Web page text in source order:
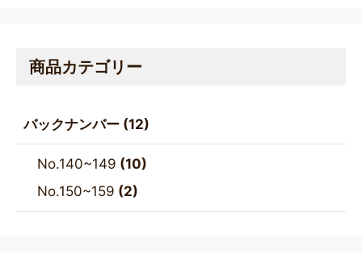
商品カテゴリー
バックナンバー (12)
No.140~149 (10)
No.150~159 (2)